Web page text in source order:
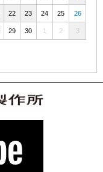
22 23 24 25 26
29 30 1 2 3